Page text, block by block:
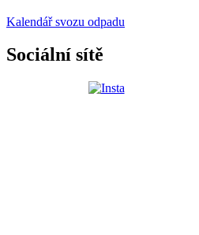
Kalendář svozu odpadu
Sociální sítě